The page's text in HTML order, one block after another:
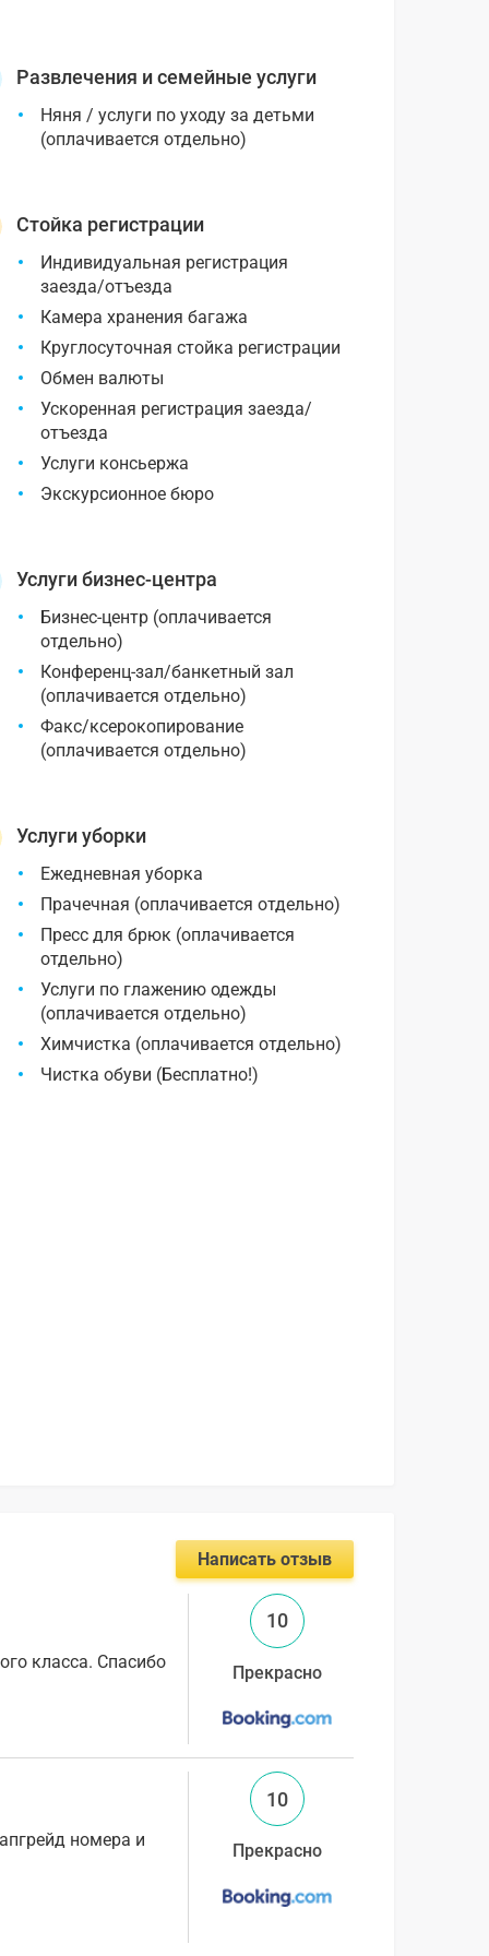
Развлечения и семейные услуги
Няня / услуги по уходу за детьми
(оплачивается отдельно)
Стойка регистрации
Индивидуальная регистрация
заезда/отъезда
Камера хранения багажа
Круглосуточная стойка регистрации
Обмен валюты
Ускоренная регистрация заезда/
отъезда
Услуги консьержа
Экскурсионное бюро
Услуги бизнес-центра
Бизнес-центр (оплачивается
отдельно)
Конференц-зал/банкетный зал
(оплачивается отдельно)
Факс/ксерокопирование
(оплачивается отдельно)
Услуги уборки
Ежедневная уборка
Прачечная (оплачивается отдельно)
Пресс для брюк (оплачивается
отдельно)
Услуги по глажению одежды
(оплачивается отдельно)
Химчистка (оплачивается отдельно)
Чистка обуви (Бесплатно!)
Написать отзыв
класса. Спасибо
10
Прекрасно
номера и
10
Прекрасно